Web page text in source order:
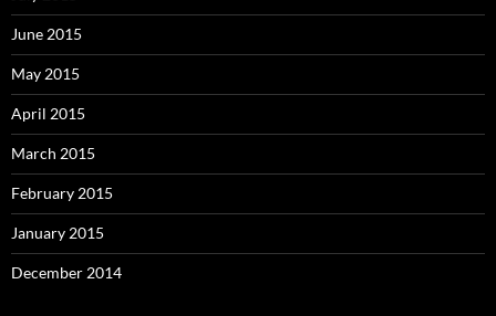
June 2015
May 2015
April 2015
March 2015
February 2015
January 2015
December 2014